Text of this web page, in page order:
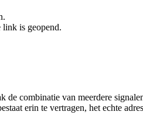
link is geopend.
combinatie van meerdere
erin te vertragen, het echte